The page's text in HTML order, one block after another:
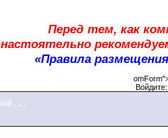
Перед тем, как
настоятельно
«Правила
Войдите: